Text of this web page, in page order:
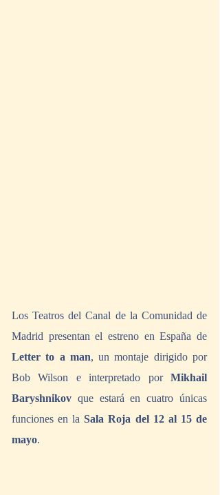
Los Teatros del Canal de la Comunidad de
Letter to a man, un montaje dirigido por
Bob Wilson e interpretado por Mikhail
Baryshnikov que estará en cuatro únicas
funciones en la Sala Roja del 12 al 15 de
mayo.